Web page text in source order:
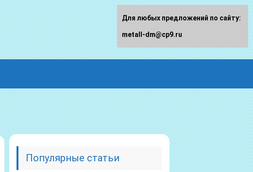
Популярные статьи
Для любых предложений по сайту:
metall-dm@cp9.ru